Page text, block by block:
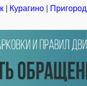
Курагино